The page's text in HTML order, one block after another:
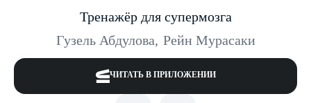
Тренажёр для супермозга
Гузель Абдулова, Рейн Мурасаки
ЧИТАТЬ В ПРИЛОЖЕНИИ